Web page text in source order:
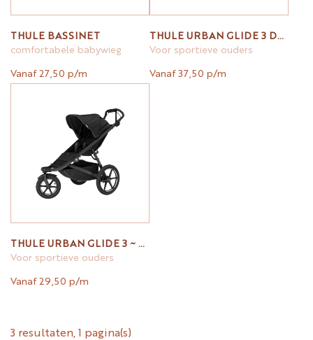
THULE BASSINET
comfortabele babywieg
Vanaf 27,50 p/m
THULE URBAN GLIDE 3 DOUBLE ~ BLACK
Voor sportieve ouders
Vanaf 37,50 p/m
THULE URBAN GLIDE 3 ~ BLACK
Voor sportieve ouders
Vanaf 29,50 p/m
3 resultaten, 1 pagina(s)